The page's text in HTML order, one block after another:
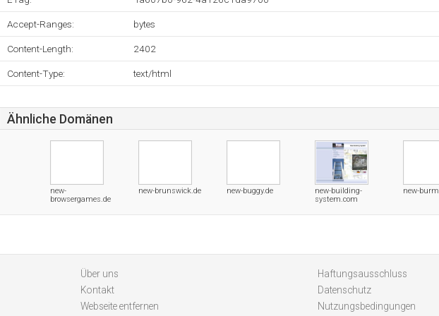
Accept-Ranges: bytes
Content-Length: 2402
Content-Type: text/html
Ähnliche Domänen
new-
browsergames.de
new-brunswick.de new-buggy.de
new-building-
system.com
new-
Über uns
Kontakt
Webseite entfernen
Haftungsausschluss
Datenschutz
Nutzungsbedingungen